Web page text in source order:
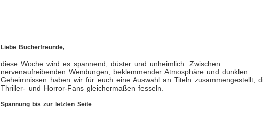
Liebe Bücherfreunde,
diese Woche wird es spannend, düster und unheimlich. Zwischen
nervenaufreibenden Wendungen, beklemmender Atmosphäre und dunklen
Geheimnissen haben wir für euch eine Auswahl an Titeln zusammengestellt,
Thriller- und Horror-Fans gleichermaßen fesseln.
Spannung bis zur letzten Seite